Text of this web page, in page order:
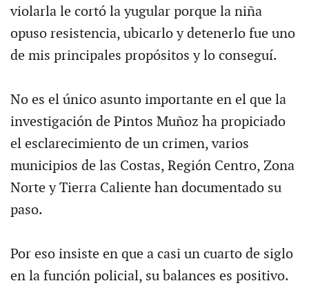
violarla le cortó la yugular porque la niña
opuso resistencia, ubicarlo y detenerlo fue uno
de mis principales propósitos y lo conseguí.
No es el único asunto importante en el que la
investigación de Pintos Muñoz ha propiciado
el esclarecimiento de un crimen, varios
municipios de las Costas, Región Centro, Zona
Norte y Tierra Caliente han documentado su
paso.
Por eso insiste en que a casi un cuarto de siglo
en la función policial, su balances es positivo.